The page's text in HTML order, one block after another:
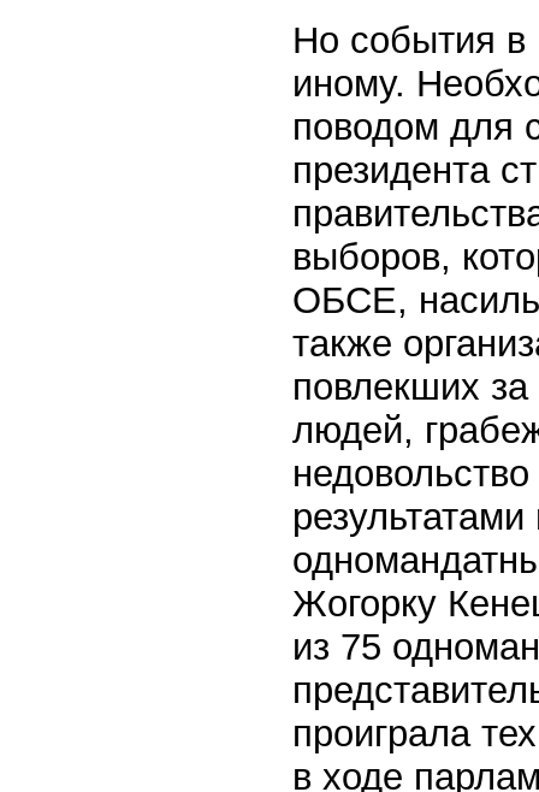
Но события в
иному.
поводом для
президента
выборов,
ОБСЕ,
также
повлекших за
людей,
Жогорку
из 75
проиграла
в ходе